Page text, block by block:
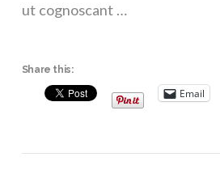
ut cognoscant …
Share this:
Email